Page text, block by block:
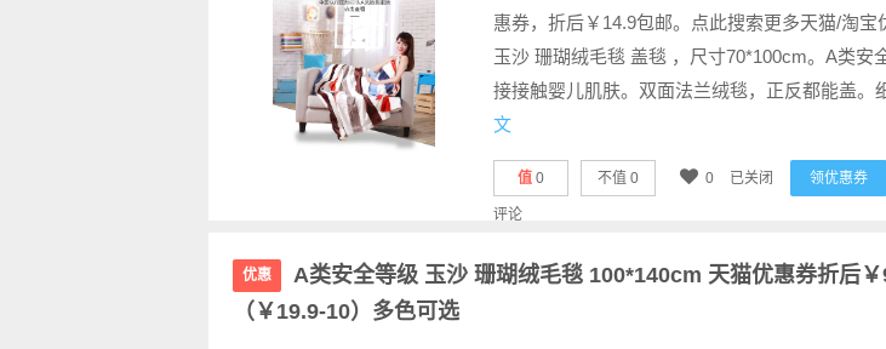
惠券，折后￥14.9包邮。点此搜索更多天猫/淘宝
玉沙 珊瑚绒毛毯 盖毯 ，尺寸70*100cm。A类安
接接触婴儿肌肤。双面法兰绒毯，正反都能盖。
文
领优惠券
值 0 不值 0 0 已关闭
评论
优惠
A类安全等级 玉沙 珊瑚绒毛毯 100*140cm 天猫优惠券折后
（￥19.9-10）多色可选